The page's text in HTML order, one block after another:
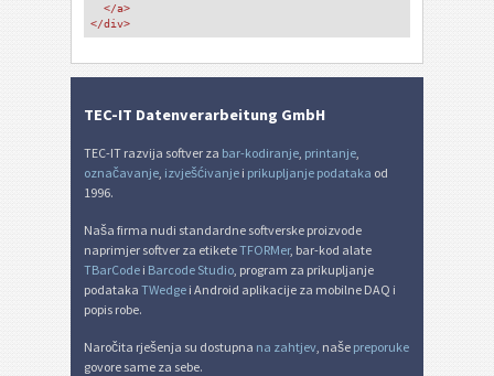
</a>
</div>
TEC-IT Datenverarbeitung GmbH
TEC-IT razvija softver za bar-kodiranje printanje
označavanje izvješćivanje i prikupljanje podataka od
1996.
Naša firma nudi standardne softverske proizvode
naprimjer softver za etiketeTFORMer, bar-kod alate
TBarCode i Barcode Studio , program za prikupljanje
podataka TWedge i Android aplikacije za mobilne DAQ i
popis robe.
Naročita rješenja su dostupna na zahtjev , naše preporuke
govore same za sebe.